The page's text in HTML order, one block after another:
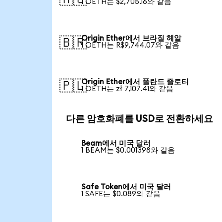
1 OETH는 $2,705.16와 같음
🇧🇷Origin Ether에서 브라질 헤알
1 OETH는 R$9,744.07와 같음
🇵🇱Origin Ether에서 폴란드 즐로티
1 OETH는 zł 7,107.41와 같음
다른 암호화폐를 USD로 전환하세요
Beam에서 미국 달러
1 BEAM는 $0.001398와 같음
Safe Token에서 미국 달러
1 SAFE는 $0.089와 같음